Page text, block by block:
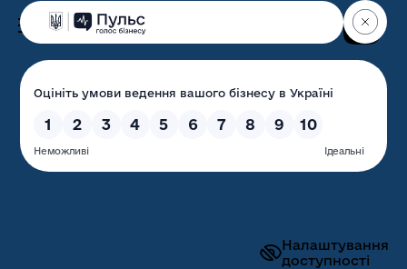
Налаштування
доступності
Волинська обласна
державна адміністрація